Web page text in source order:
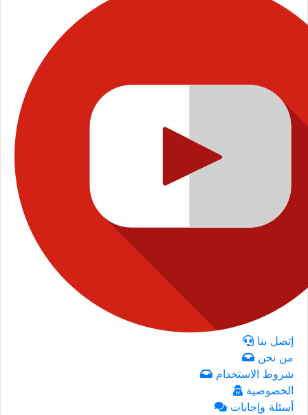
إتصل بنا
من نحن
شروط الاستخدام
الخصوصية
أسئلة وإجابات